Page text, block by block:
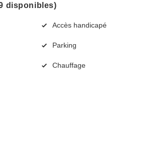
disponibles)
Accès handicapé
Parking
Chauffage